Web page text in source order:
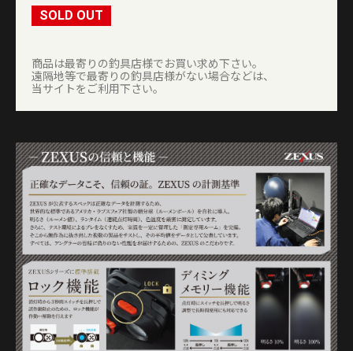
SOLD OUT
商品は最寄りの釣具店様でお買い求め下さい。
遠隔地等で最寄りの釣具店様がない場合などは、
当サイトをご利用下さい。